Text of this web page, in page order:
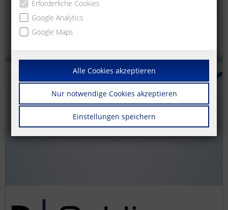
Erforderliche Cookies
Google Analytics
Google Maps
Alle Cookies akzeptieren
Nur notwendige Cookies akzeptieren
Einstellungen speichern